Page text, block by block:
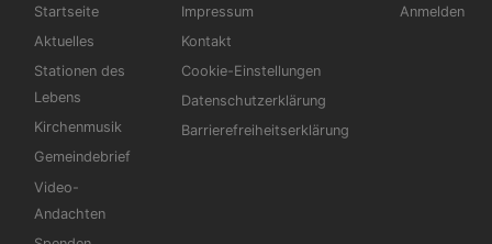
Startseite
Aktuelles
Stationen des
Lebens
Kirchenmusik
Gemeindebrief
Video-
Andachten
Impressum
Kontakt
Cookie-Einstellungen
Datenschutzerklärung
Barrierefreiheitserklärung
Anmelden